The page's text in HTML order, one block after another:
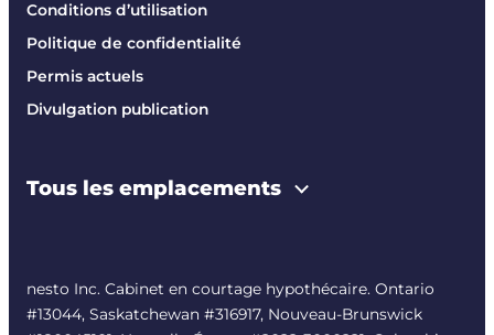
Conditions d’utilisation
Politique de confidentialité
Permis actuels
Divulgation publication
Tous les emplacements
nesto Inc. Cabinet en courtage hypothécaire. Ontario
#13044, Saskatchewan #316917, Nouveau-Brunswick